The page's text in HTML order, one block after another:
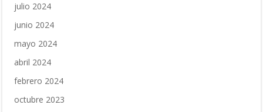
julio 2024
junio 2024
mayo 2024
abril 2024
febrero 2024
octubre 2023